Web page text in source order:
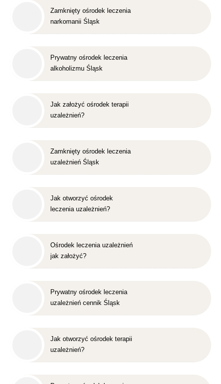
Zamknięty ośrodek leczenia
narkomanii Śląsk
Prywatny ośrodek leczenia
alkoholizmu Śląsk
Jak założyć ośrodek terapii
uzależnień?
Zamknięty ośrodek leczenia
uzależnień Śląsk
Jak otworzyć ośrodek
leczenia uzależnień?
Ośrodek leczenia uzależnień
jak założyć?
Prywatny ośrodek leczenia
uzależnień cennik Śląsk
Jak otworzyć ośrodek terapii
uzależnień?